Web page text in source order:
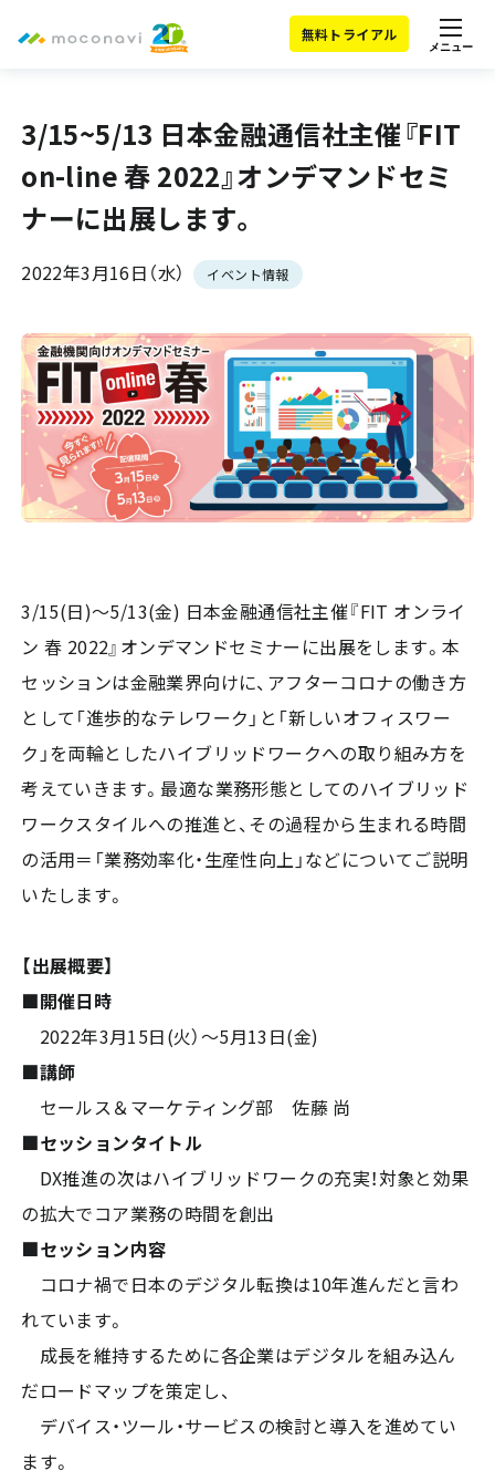
無料トライアル
メニュー
3/15~5/13 日本金融通信社主催『FIT
on-line 春 2022』オンデマンドセミ
ナーに出展します。
2022年3月16日（水） イベント情報
3/15(日)～5/13(金) 日本金融通信社主催『FIT オンライ
ン 春 2022』オンデマンドセミナーに出展をします。本
セッションは金融業界向けに、アフターコロナの働き方
として「進歩的なテレワーク」と「新しいオフィスワー
ク」を両輪としたハイブリッドワークへの取り組み方を
考えていきます。最適な業務形態としてのハイブリッド
ワークスタイルへの推進と、その過程から生まれる時間
の活用＝「業務効率化・生産性向上」などについてご説明
いたします。
【出展概要】
■開催日時
2022年3月15日(火）～5月13日(金)
■講師
セールス＆マーケティング部 佐藤 尚
■セッションタイトル
DX推進の次はハイブリッドワークの充実！対象と効果
の拡大でコア業務の時間を創出
■セッション内容
コロナ禍で日本のデジタル転換は10年進んだと言わ
れています。
成長を維持するために各企業はデジタルを組み込ん
だロードマップを策定し、
デバイス・ツール・サービスの検討と導入を進めてい
ます。